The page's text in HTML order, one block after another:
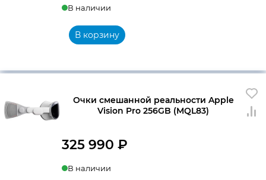
В наличии
В корзину
Очки смешанной реальности Apple
Vision Pro 256GB (MQL83)
325 990 ₽
В наличии